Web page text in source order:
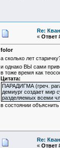
Re:
« Ответ
folor
а сколько лет
и однако ВЫ сами
в тоже время как
Цитата:
ПАРАДИГМА (греч.
демиург создает мир
разделяемых всеми
в состоянии
Re:
« Ответ